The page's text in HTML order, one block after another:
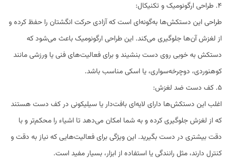
4. طراحی ارگونومیک و تکنیکال:
طراحی این دستکش‌ها به‌گونه‌ای است که آزادی حرکت انگشتان را حفظ کرده و
از لغزش آن‌ها جلوگیری می‌کند. این طراحی ارگونومیک باعث می‌شود که
دستکش به خوبی روی دست بنشیند و برای فعالیت‌های فنی یا ورزشی مانند
کوهنوردی، دوچرخه‌سواری، یا اسکی مناسب باشد.
5. کف دست ضد لغزش:
اغلب این دستکش‌ها دارای لایه‌ای بافت‌دار یا سیلیکونی در کف دست هستند
که از لغزش جلوگیری کرده و به شما امکان می‌دهد تا اشیاء را محکم‌تر و با
دقت بیشتری در دست بگیرید. این ویژگی برای فعالیت‌هایی که نیاز به دقت و
کنترل دارند، مثل رانندگی یا استفاده از ابزار، بسیار مفید است.